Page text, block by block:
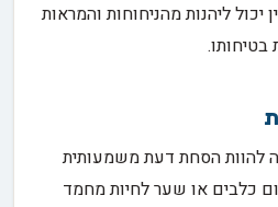
ליהנות מהניחוחות והמראות
להוות הסחת דעת משמעותית
כלבים או שער לחיות מחמד